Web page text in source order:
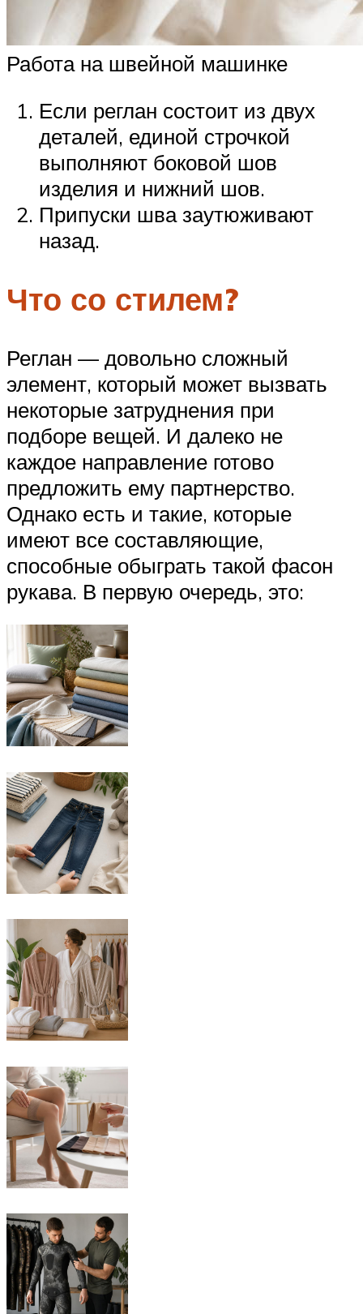
Работа на швейной машинке
Если реглан состоит из двух
деталей, единой строчкой
выполняют боковой шов
изделия и нижний шов.
Припуски шва заутюживают
назад.
Что со стилем?
Реглан — довольно сложный
элемент, который может вызвать
некоторые затруднения при
подборе вещей. И далеко не
каждое направление готово
предложить ему партнерство.
Однако есть и такие, которые
имеют все составляющие,
способные обыграть такой фасон
рукава. В первую очередь, это: